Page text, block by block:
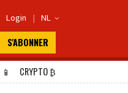
Login | NL 
S'ABONNER
📱 CRYPTO₿